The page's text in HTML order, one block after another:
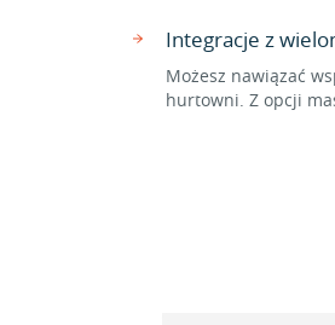
Integracje z
Możesz nawiązać
hurtowni. Z opcji